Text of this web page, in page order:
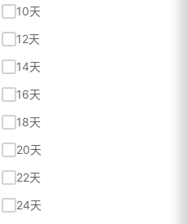
總量50GB超過降速
總量100GB
每日500MB超過降速
每日500MB超過降速
每日500MB超過降速
每日500MB超過降速
無限流量吃到飽
總量75GB量到降速
10天
12天
14天
16天
18天
20天
22天
24天